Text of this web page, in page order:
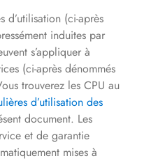
d’utilisation (ci-après
induites par
s’appliquer à
(ci-après dénommés
trouverez les CPU au
d’utilisation des
document. Les
et de garantie
mises à